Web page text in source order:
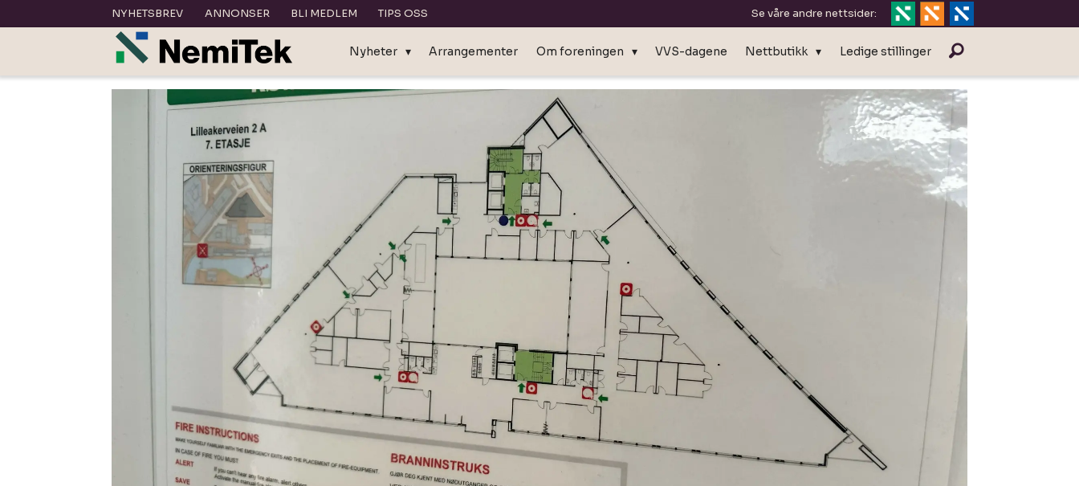
NYHETSBREV ANNONSER BLI MEDLEM TIPS OSS Se våre andre nettsider:
Nyheter Arrangementer Om foreningen VVS-dagene Nettbutikk Ledige stillinger